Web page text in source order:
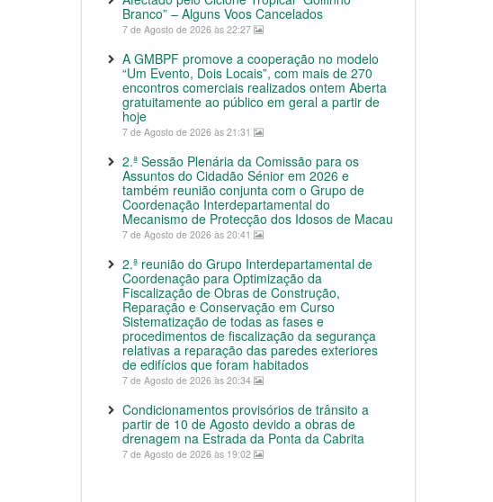
Branco” – Alguns Voos Cancelados
7 de Agosto de 2026 às 22:27
A GMBPF promove a cooperação no modelo
“Um Evento, Dois Locais”, com mais de 270
encontros comerciais realizados ontem Aberta
gratuitamente ao público em geral a partir de
hoje
7 de Agosto de 2026 às 21:31
2.ª Sessão Plenária da Comissão para os
Assuntos do Cidadão Sénior em 2026 e
também reunião conjunta com o Grupo de
Coordenação Interdepartamental do
Mecanismo de Protecção dos Idosos de Macau
7 de Agosto de 2026 às 20:41
2.ª reunião do Grupo Interdepartamental de
Coordenação para Optimização da
Fiscalização de Obras de Construção,
Reparação e Conservação em Curso
Sistematização de todas as fases e
procedimentos de fiscalização da segurança
relativas a reparação das paredes exteriores
de edifícios que foram habitados
7 de Agosto de 2026 às 20:34
Condicionamentos provisórios de trânsito a
partir de 10 de Agosto devido a obras de
drenagem na Estrada da Ponta da Cabrita
7 de Agosto de 2026 às 19:02